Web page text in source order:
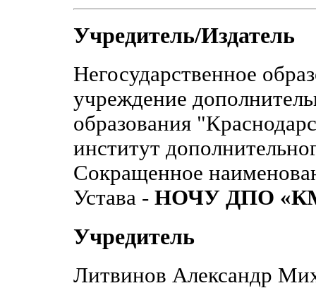
Учредитель/Издатель
Негосударственное
учреждение
образования
институт
Сокращенное
Устава -НОЧУ ДПО
Учредитель
Литвинов Александр